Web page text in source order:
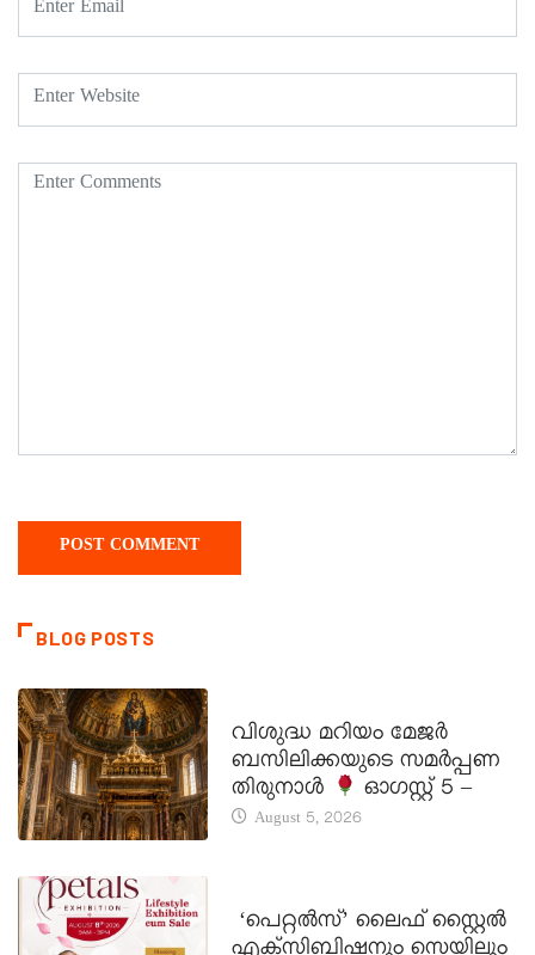
BLOG POSTS
വിശുദ്ധ മറിയം മേജർ
ബസിലിക്കയുടെ സമർപ്പണ
തിരുനാൾ
ഓഗസ്റ്റ് 5 –
August 5, 2026
‘പെറ്റൽസ്’ ലൈഫ് സ്റ്റൈൽ